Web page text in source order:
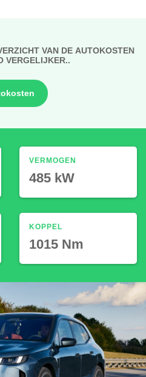
VAN DE AUTOKOSTEN
VERGELIJKER..
VERMOGEN
485 kW
KOPPEL
1015 Nm